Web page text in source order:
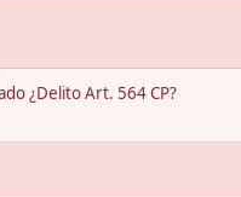
¿Delito Art. 564 CP?